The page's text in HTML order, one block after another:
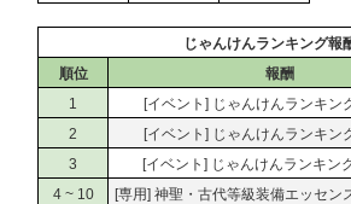
じゃんけんランキング報
順位
報酬
1
[イベント] じゃんけんランキン
2
[イベント] じゃんけんランキン
3
[イベント] じゃんけんランキン
4 ~ 10
[専用] 神聖・古代等級装備エッセン